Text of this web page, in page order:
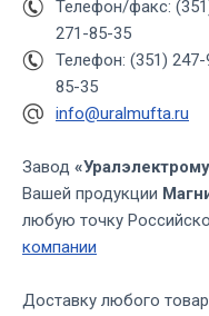
Телефон/факс:
271-85-35
Телефон: (351)
85-35
info@uralmufta.ru
Завод
Вашей продукции
любую точку
компании
Доставку любого